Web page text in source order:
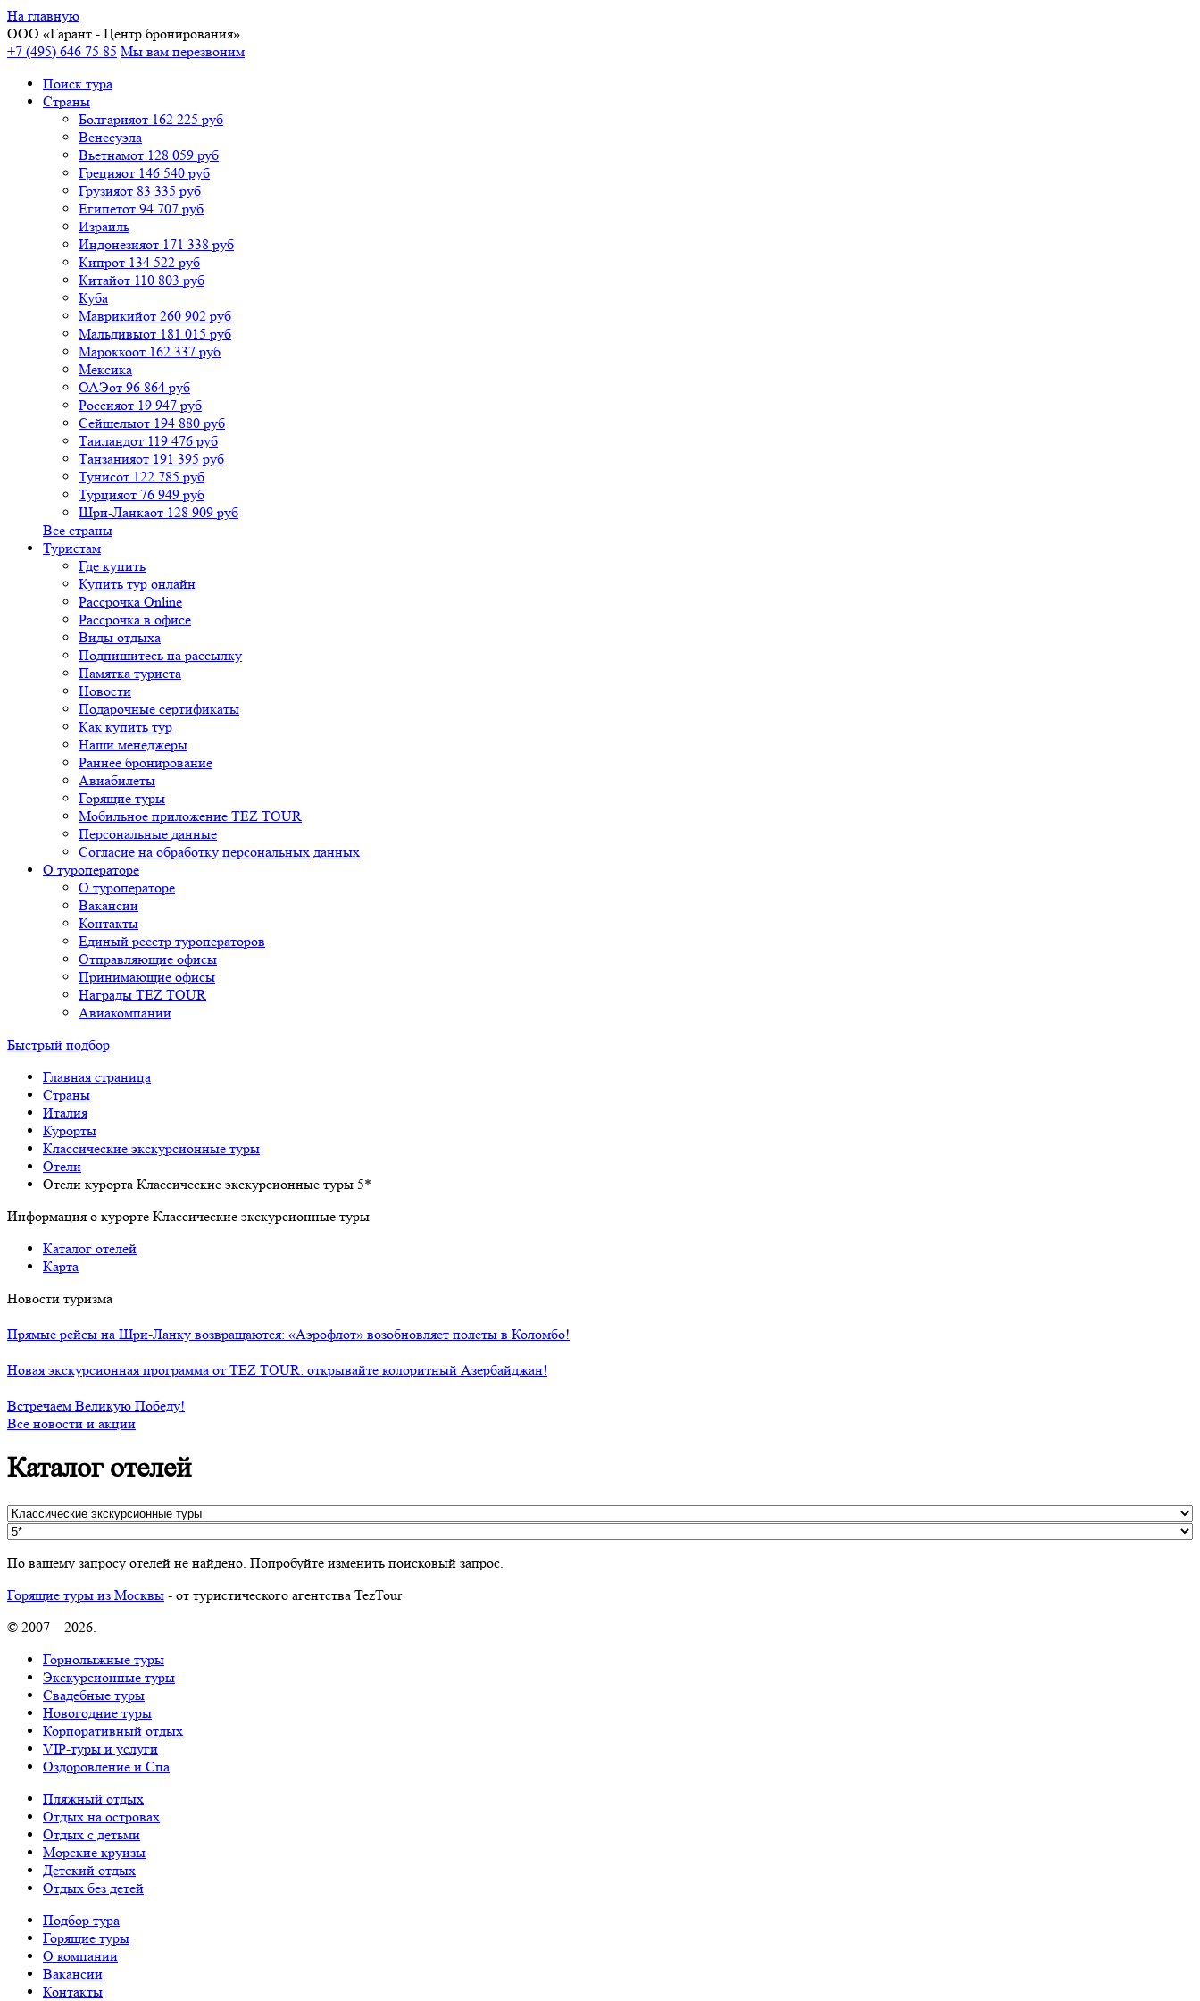
На главную
ООО «Гарант - Центр бронирования»
+7 (495) 646 75 85 Мы вам перезвоним
Поиск тура
Cтраны
Болгарияот 162 225 руб
Венесуэла
Вьетнамот 128 059 руб
Грецияот 146 540 руб
Грузияот 83 335 руб
Египетот 94 707 руб
Израиль
Индонезияот 171 338 руб
Кипрот 134 522 руб
Китайот 110 803 руб
Куба
Маврикийот 260 902 руб
Мальдивыот 181 015 руб
Мароккоот 162 337 руб
Мексика
ОАЭот 96 864 руб
Россияот 19 947 руб
Сейшелыот 194 880 руб
Таиландот 119 476 руб
Танзанияот 191 395 руб
Тунисот 122 785 руб
Турцияот 76 949 руб
Шри-Ланкаот 128 909 руб
Все страны
Туристам
Где купить
Купить тур онлайн
Рассрочка Online
Рассрочка в офисе
Виды отдыха
Подпишитесь на рассылку
Памятка туриста
Новости
Подарочные сертификаты
Как купить тур
Наши менеджеры
Раннее бронирование
Авиабилеты
Горящие туры
Мобильное приложение TEZ TOUR
Персональные данные
Согласие на обработку персональных данных
О туроператоре
О туроператоре
Вакансии
Контакты
Единый реестр туроператоров
Отправляющие офисы
Принимающие офисы
Награды TEZ TOUR
Авиакомпании
Быстрый подбор
Главная страница
Cтраны
Италия
Курорты
Классические экскурсионные туры
Отели
Отели курорта Классические экскурсионные туры 5*
Информация о курорте Классические экскурсионные туры
Каталог отелей
Карта
Новости туризма
Прямые рейсы на Шри-Ланку возвращаются: «Аэрофлот» возобновляет полеты в Коломбо!
Новая экскурсионная программа от TEZ TOUR: открывайте колоритный Азербайджан!
Встречаем Великую Победу!
Все новости и акции
Каталог отелей
По вашему запросу отелей не найдено. Попробуйте изменить поисковый запрос.
Горящие туры из Москвы - от туристического агентства TezTour
© 2007—2026.
Горнолыжные туры
Экскурсионные туры
Свадебные туры
Новогодние туры
Корпоративный отдых
VIP-туры и услуги
Оздоровление и Спа
Пляжный отдых
Отдых на островах
Отдых с детьми
Морские круизы
Детский отдых
Отдых без детей
Подбор тура
Горящие туры
О компании
Вакансии
Контакты